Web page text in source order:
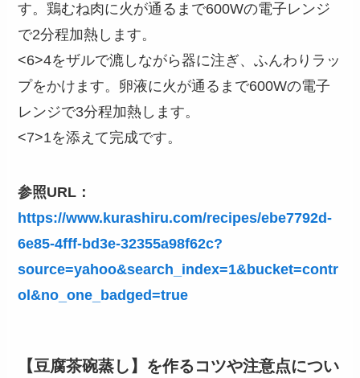
す。鶏むね肉に火が通るまで600Wの電子レンジ
で2分程加熱します。
<6>4をザルで漉しながら器に注ぎ、ふんわりラッ
プをかけます。卵液に火が通るまで600Wの電子
レンジで3分程加熱します。
<7>1を添えて完成です。
参照URL：
https://www.kurashiru.com/recipes/ebe7792d-
6e85-4fff-bd3e-32355a98f62c?
source=yahoo&search_index=1&bucket=contr
ol&no_one_badged=true
【豆腐茶碗蒸し】を作るコツや注意点につい